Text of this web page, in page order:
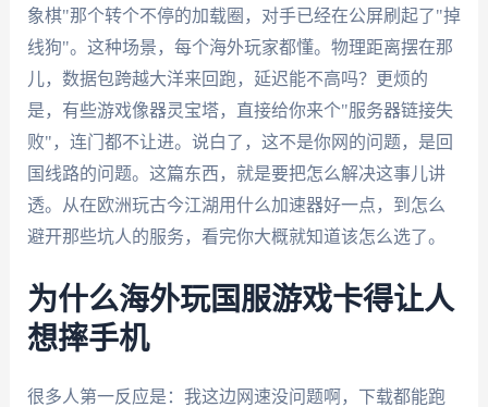
象棋"那个转个不停的加载圈，对手已经在公屏刷起了"掉
线狗"。这种场景，每个海外玩家都懂。物理距离摆在那
儿，数据包跨越大洋来回跑，延迟能不高吗？更烦的
是，有些游戏像器灵宝塔，直接给你来个"服务器链接失
败"，连门都不让进。说白了，这不是你网的问题，是回
国线路的问题。这篇东西，就是要把怎么解决这事儿讲
透。从在欧洲玩古今江湖用什么加速器好一点，到怎么
避开那些坑人的服务，看完你大概就知道该怎么选了。
为什么海外玩国服游戏卡得让人
想摔手机
很多人第一反应是：我这边网速没问题啊，下载都能跑